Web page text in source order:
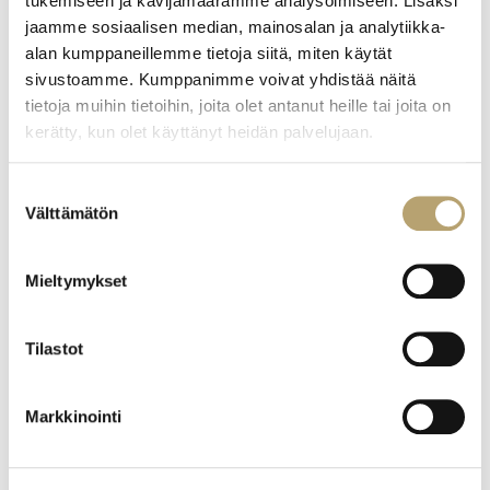
jaamme sosiaalisen median, mainosalan ja analytiikka-
alan kumppaneillemme tietoja siitä, miten käytät
sivustoamme. Kumppanimme voivat yhdistää näitä
tietoja muihin tietoihin, joita olet antanut heille tai joita on
kerätty, kun olet käyttänyt heidän palvelujaan.
valinta
Välttämätön
Mieltymykset
Tilastot
Markkinointi
Elintarvikealan perustutkinto
Hius- ja kauneudenhoitoalan perustutkinto
Laboratorioalan perustutkinto
Liiketoiminnan perustutkinto
Luonto- ja ympäristöalan perustutkinto
Maatalousalan perustutkinto
Metsäalan perustutkinto
Taideteollisuusalan perustutkinto
eija.honkakoski@kymenhva.fi
lentokoneasentaja
Ravintola- ja catering-alan perustutkinto